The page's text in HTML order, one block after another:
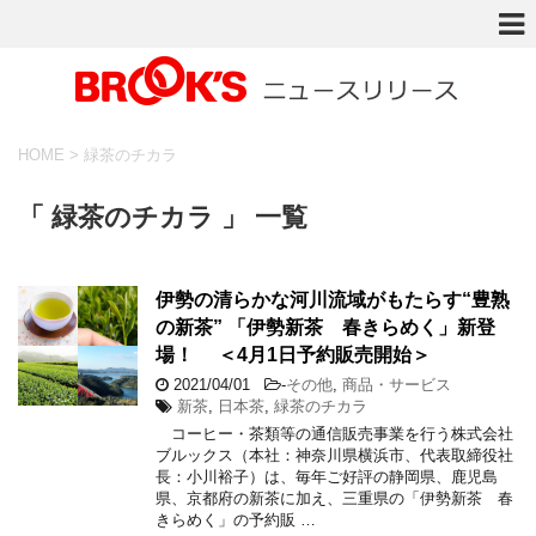
HOME > 緑茶のチカラ
「 緑茶のチカラ 」 一覧
伊勢の清らかな河川流域がもたらす“豊熟
の新茶” 「伊勢新茶 春きらめく」新登
場！ ＜4月1日予約販売開始＞
2021/04/01 -その他 商品・サービス
新茶
日本茶 緑茶のチカラ
コーヒー・茶類等の通信販売事業を行う株式会社
ブルックス（本社：神奈川県横浜市、代表取締役社
長：小川裕子）は、毎年ご好評の静岡県、鹿児島
県、京都府の新茶に加え、三重県の「伊勢新茶 春
きらめく」の予約販 …